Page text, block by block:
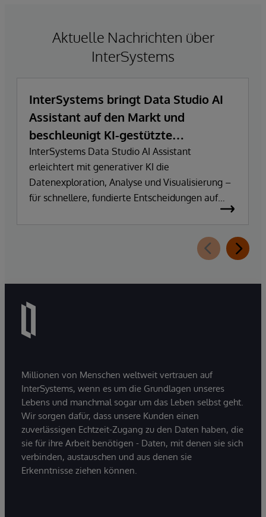
Aktuelle Nachrichten über
InterSystems
InterSystems bringt Data Studio AI
Assistant auf den Markt und
beschleunigt KI-gestützte
Datenexploration und
Erkenntnisgewinnung
InterSystems Data Studio AI Assistant
erleichtert mit generativer KI die
Datenexploration, Analyse und Visualisierung –
für schnellere, fundierte Entscheidungen auf
Basis vertrauenswürdiger Unternehmensdaten.
Millionen von Menschen weltweit vertrauen auf
InterSystems, wenn es um die Grundlagen unseres
Lebens und manchmal sogar um das Leben selbst geht.
Wir sorgen dafür, dass unsere Kunden einen
zuverlässigen Echtzeit-Zugang zu den Daten haben, die
sie für ihre Arbeit benötigen - Daten, mit denen sie sich
verbinden, austauschen und aus denen sie
Erkenntnisse ziehen können.